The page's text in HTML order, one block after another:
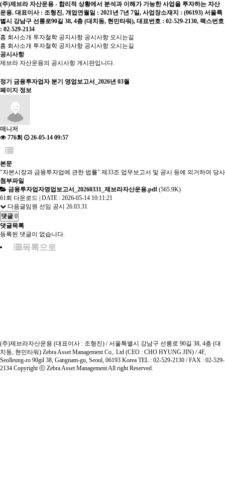
(주)제브라 자산운용 - 합리적 상황에서 분석과 이해가 가능한 사업을 투자하는 자산
운용. 대표이사 : 조형진, 개업연월일 : 2021년 7년 7일, 사업장소재지 : (06193) 서울특
별시 강남구 선릉로90길 38, 4층 (대치동, 현민타워), 대표번호 : 02-529-2130, 팩스번호
: 02-529-2134
홈 회사소개 투자철학 공지사항 공시사항 오시는길
홈 회사소개 투자철학 공지사항 공시사항 오시는길
공시사항
제브라 자산운용의 공시사항 게시판입니다.
정기 금융투자업자 분기 영업보고서_2026년 03월
페이지 정보
매니저
776회
26-05-14 09:57
본문
"자본시장과 금융투자업에 관한 법률" 제33조 업무보고서 및 공시 등에 의거하여 당
첨부파일
금융투자업자영업보고서_20260331_제브라자산운용.pdf(565.9K)
61회 다운로드 | DATE : 2026-05-14 10:11:21
다음글임원 선임 공시 26.03.31
댓글 0
댓글목록
등록된 댓글이 없습니다.
목록으로
(주)제브라자산운용 (대표이사 : 조형진) / 서울특별시 강남구 선릉로 90길 38, 4층 (대
치동, 현민타워) Zebra Asset Management Co,. Ltd (CEO : CHO HYUNG JIN) / 4F,
Seolleung-ro 90gil 38, Gangnam-gu, Seoul, 06193 Korea TEL : 02-529-2130 / FAX : 02-529-
2134 Copyright ⓒ Zebra Asset Management All right Reserved.